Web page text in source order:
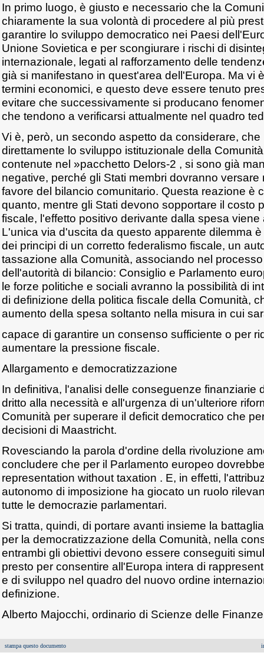
In primo luogo, è giusto e necessario che la
chiaramente la sua volontà di procedere al più
garantire lo sviluppo democratico nei Paesi
Unione Sovietica e per scongiurare i rischi di
internazionale, legati al rafforzamento delle
già si manifestano in quest'area dell'Europa. Ma vi
termini economici, e questo deve essere tenuto
evitare che successivamente si producano
che tendono a verificarsi attualmente nel quadro
Vi è, però, un secondo aspetto da considerare, che
direttamente lo sviluppo istituzionale della
contenute nel »pacchetto Delors-2 , si sono già
negative, perché gli Stati membri dovranno versare
favore del bilancio comunitario. Questa reazione è
quanto, mentre gli Stati devono sopportare il costo
fiscale, l'effetto positivo derivante dalla spesa viene
L'unica via d'uscita da questo apparente dilemma
dei principi di un corretto federalismo fiscale, un
tassazione alla Comunità, associando nel
dell'autorità di bilancio: Consiglio e Parlamento
le forze politiche e sociali avranno la possibilità di
di definizione della politica fiscale della Comunità,
aumento della spesa soltanto nella misura in cui
capace di garantire un consenso sufficiente o per
aumentare la pressione fiscale.
Allargamento e democratizzazione
In definitiva, l'analisi delle conseguenze finanziarie
dritto alla necessità e all'urgenza di un'ulteriore
Comunità per superare il deficit democratico che
decisioni di Maastricht.
Rovesciando la parola d'ordine della rivoluzione
concludere che per il Parlamento europeo
representation without taxation . E, in effetti,
autonomo di imposizione ha giocato un ruolo
tutte le democrazie parlamentari.
Si tratta, quindi, di portare avanti insieme la
per la democratizzazione della Comunità, nella
entrambi gli obiettivi devono essere conseguiti
presto per consentire all'Europa intera di
e di sviluppo nel quadro del nuovo ordine
definizione.
Alberto Majocchi, ordinario di Scienze delle
stampa questo documento